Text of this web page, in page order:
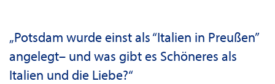
„Potsdam wurde einst als “Italien in Preußen”
angelegt– und was gibt es Schöneres als
Italien und die Liebe?“